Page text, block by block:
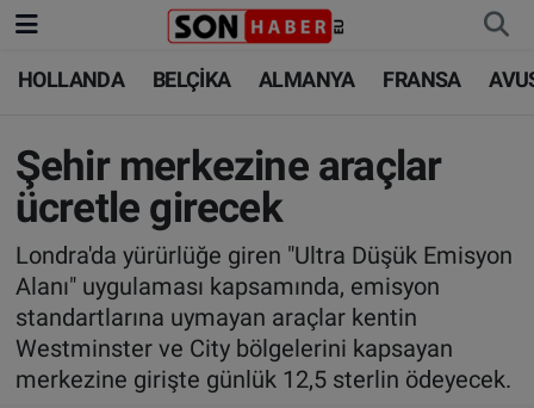
HOLLANDA BELÇİKA ALMANYA FRANSA
Şehir merkezine araçlar
ücretle girecek
Londra'da yürürlüğe giren "Ultra Düşük Emisyon
Alanı" uygulaması kapsamında, emisyon
standartlarına uymayan araçlar kentin
Westminster ve City bölgelerini kapsayan
merkezine girişte günlük 12,5 sterlin ödeyecek.
HOLLANDA
BELÇİKA
ALMANYA
FRANSA
AVUSTURYA
SAĞLIK - YAŞAM
HOLLANDA
BELÇİKA
ALMANYA
TÜRKİYE
DÜNYA
BİLİM-TEKNOLOJİ
Nöbetçi Eczaneler
Hava Durumu
Trafik Durumu
Süper Lig Puan Durumu ve Fikstür
Tüm Manşetler
Son Dakika Haberleri